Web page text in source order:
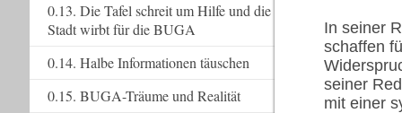
In seiner
schaffen
seiner
mit einer
0.13. Die Tafel schreit um Hilfe und die
Stadt wirbt für die BUGA
0.14. Halbe Informationen täuschen
0.15. BUGA-Träume und Realität